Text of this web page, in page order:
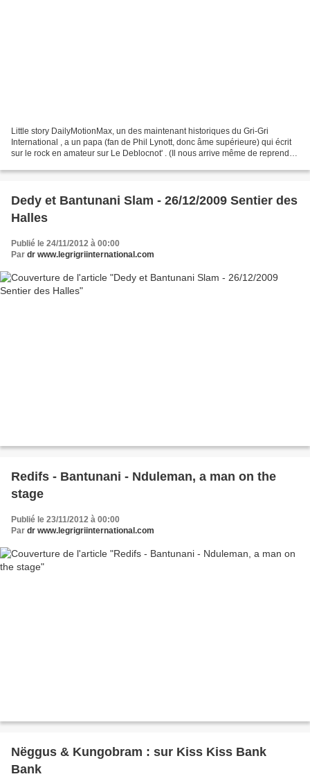
Little story DailyMotionMax, un des maintenant historiques du Gri-Gri
International , a un papa (fan de Phil Lynott, donc âme supérieure) qui écrit
sur le rock en amateur sur Le Deblocnot' . (Il nous arrive même de reprendre,
Dedy et Bantunani Slam - 26/12/2009 Sentier des
Halles
Publié le 24/11/2012 à 00:00
Par dr www.legrigriinternational.com
Redifs - Bantunani - Nduleman, a man on the
stage
Publié le 23/11/2012 à 00:00
Par dr www.legrigriinternational.com
Nëggus & Kungobram : sur Kiss Kiss Bank
Bank